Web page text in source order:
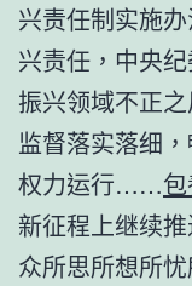
兴责任制实施
兴责任，中央
振兴领域不正
监督落实落细
权力运行……
新征程上继续
众所思所想所